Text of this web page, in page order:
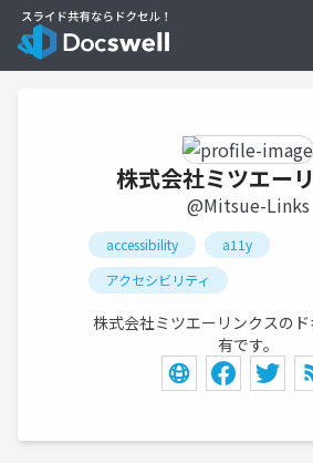
株式会社ミツエー
@Mitsue-Links
accessibility
a11y
アクセシビリティ
株式会社ミツエーリンクスの
有です。